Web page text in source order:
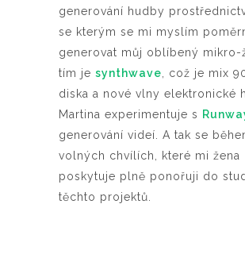
generování hudby
se kterým se mi myslím
generovat můj oblíbený mikro-
tím je synthwave , což je mix
diska a nové vlny elektronické
Martina experimentuje s
generování videí. A tak se
volných chvílích, které mi žena
poskytuje plně ponořuji do
těchto projektů.